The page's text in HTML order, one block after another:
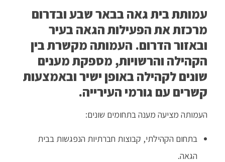
עמותת בית גאה בבאר שבע ובדרום
מרכזת את הפעילות הגאה בעיר
ובאזור הדרום. העמותה מקשרת בין
הקהילה והרשויות, מספקת מענים
שונים לקהילה באופן ישיר ובאמצעות
קשרים עם גורמי העירייה.
העמותה מציעה מענה בתחומים שונים:
בתחום הקהילתי, קבוצות חברתיות הנפגשות בבית
הגאה.